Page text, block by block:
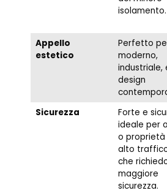
isolamento.
Appello
estetico
Perfetto
moderno,
industriale,
design
Sicurezza
Forte e
ideale per
o proprietà
alto
che
maggiore
sicurezza.